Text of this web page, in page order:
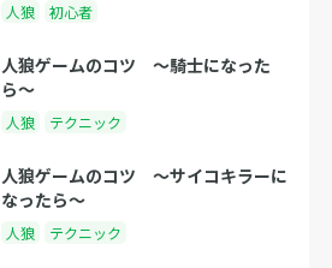
人狼 初心者
人狼ゲームのコツ 〜騎士になった
ら〜
人狼 テクニック
人狼ゲームのコツ 〜サイコキラーに
なったら〜
人狼 テクニック